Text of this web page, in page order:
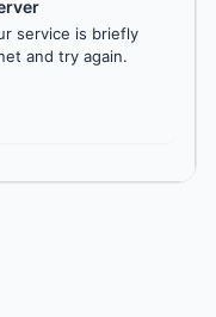
service is briefly
and try again.